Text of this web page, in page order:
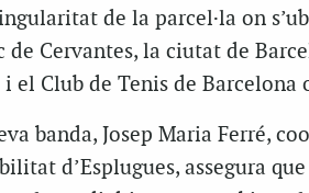
de la parcel·la on
de Cervantes, la ciutat de
i el Club de Tenis de
banda, Josep Maria Ferré,
d’Esplugues, assegura